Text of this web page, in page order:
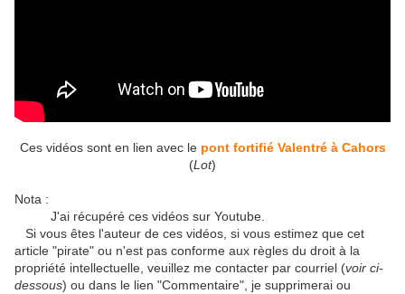
Ces vidéos sont en lien avec le pont fortifié Valentré à Cahors
(Lot)
Nota :
J'ai récupéré ces vidéos sur Youtube.
Si vous êtes l'auteur de ces vidéos, si vous estimez que cet
article "pirate" ou n'est pas conforme aux règles du droit à la
propriété intellectuelle, veuillez me contacter par courriel (voir ci-
dessous) ou dans le lien "Commentaire", je supprimerai ou